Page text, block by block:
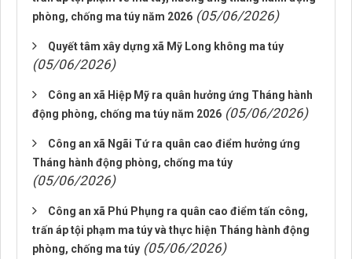
phòng, chống ma túy năm 2026 (05/06/2026)
Quyết tâm xây dựng xã Mỹ Long không ma túy
(05/06/2026)
Công an xã Hiệp Mỹ ra quân hưởng ứng Tháng hành
động phòng, chống ma túy năm 2026 (05/06/2026)
Công an xã Ngãi Tứ ra quân cao điểm hưởng ứng
Tháng hành động phòng, chống ma túy
(05/06/2026)
Công an xã Phú Phụng ra quân cao điểm tấn công,
trấn áp tội phạm ma túy và thực hiện Tháng hành động
phòng, chống ma túy (05/06/2026)